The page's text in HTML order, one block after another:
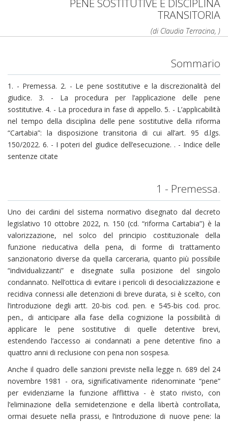
PENE SOSTITUTIVE E DISCIPLINA
TRANSITORIA
(di Claudia Terracina, )
Sommario
1. - Premessa. 2. - Le pene sostitutive e la discrezionalità del
giudice. 3. - La procedura per l’applicazione delle pene
sostitutive. 4. - La procedura in fase di appello. 5. - L’applicabilità
nel tempo della disciplina delle pene sostitutive della riforma
“Cartabia”: la disposizione transitoria di cui all’art. 95 d.lgs.
150/2022. 6. - I poteri del giudice dell’esecuzione. . - Indice delle
sentenze citate
1 - Premessa.
Uno dei cardini del sistema normativo disegnato dal decreto
legislativo 10 ottobre 2022, n. 150 (cd. “riforma Cartabia”) è la
valorizzazione, nel solco del principio costituzionale della
funzione rieducativa della pena, di forme di trattamento
sanzionatorio diverse da quella carceraria, quanto più possibile
“individualizzanti” e disegnate sulla posizione del singolo
condannato. Nell’ottica di evitare i pericoli di desocializzazione e
recidiva connessi alle detenzioni di breve durata, si è scelto, con
l’introduzione degli artt. 20-bis cod. pen. e 545-bis cod. proc.
pen., di anticipare alla fase della cognizione la possibilità di
applicare le pene sostitutive di quelle detentive brevi,
estendendo l’accesso ai condannati a pene detentive fino a
quattro anni di reclusione con pena non sospesa.
Anche il quadro delle sanzioni previste nella legge n. 689 del 24
novembre 1981 - ora, significativamente ridenominate “pene”
per evidenziarne la funzione afflittiva - è stato rivisto, con
l’eliminazione della semidetenzione e della libertà controllata,
ormai desuete nella prassi, e l’introduzione di nuove pene: la